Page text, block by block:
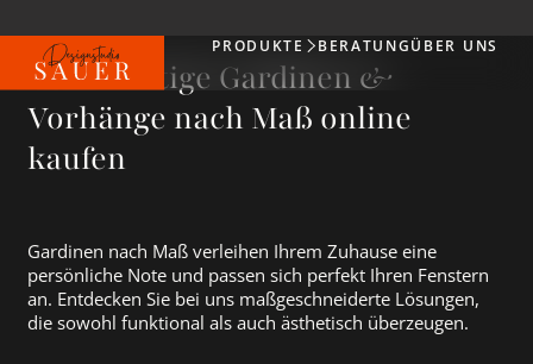
Produkte
PRODUKTE BERATUNGÜBER UNS
Hochwertige Gardinen &
Vorhänge nach Maß online
kaufen
Gardinen nach Maß verleihen Ihrem Zuhause eine
persönliche Note und passen sich perfekt Ihren Fenstern
an. Entdecken Sie bei uns maßgeschneiderte Lösungen,
die sowohl funktional als auch ästhetisch überzeugen.